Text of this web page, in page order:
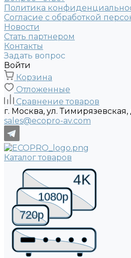
Политика
Согласие с обработкой
Новости
Стать партнером
Контакты
Задать вопрос
Войти
Корзина
Отложенные
Сравнение товаров
г. Москва, ул. Тимирязевская,
sales@ecopro-av.com
Каталог товаров
1080p
4K
720p